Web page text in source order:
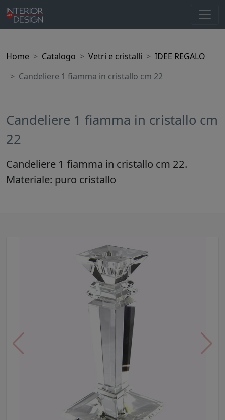
Home Catalogo Vetri e cristalli
IDEE REGALO
Candeliere 1 fiamma in cristallo cm 22
Candeliere 1 fiamma in cristallo cm
22
Candeliere 1 fiamma in cristallo cm 22.
Materiale: puro cristallo